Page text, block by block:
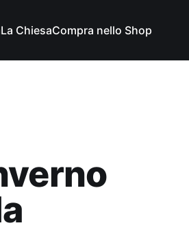
La ChiesaCompra nello Shop